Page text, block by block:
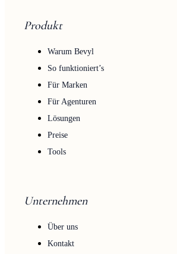
Produkt
Warum Bevyl
So funktioniert’s
Für Marken
Für Agenturen
Lösungen
Preise
Tools
Unternehmen
Über uns
Kontakt